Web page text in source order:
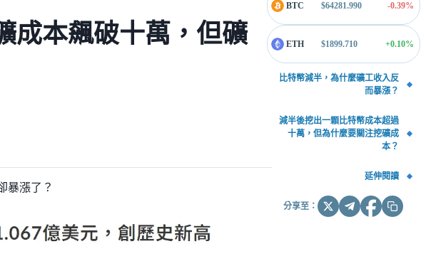
成本飆破十萬，但礦
暴漲了？
BTC $64281.990 -0.39%
ETH $1899.710 +0.10%
比特幣減半，為什麼礦工收入反
而暴漲？
減半後挖出一顆比特幣成本超過
十萬，但為什麼要關注挖礦成
本？
延伸閱讀
分享至：